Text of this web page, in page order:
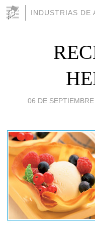
INDUSTRIAS DE
06 DE